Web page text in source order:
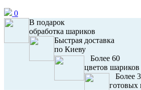
0
В подарок
обработка шариков
Быстрая доставка
по Киеву
Более 60
цветов шариков
Более
готовых